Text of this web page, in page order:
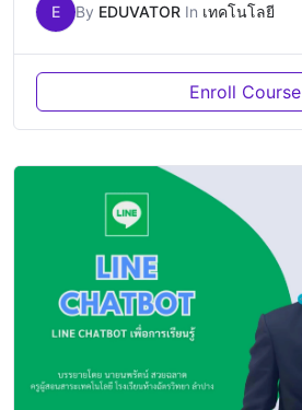
E By EDUVATOR In เทคโนโลยี
Enroll Course